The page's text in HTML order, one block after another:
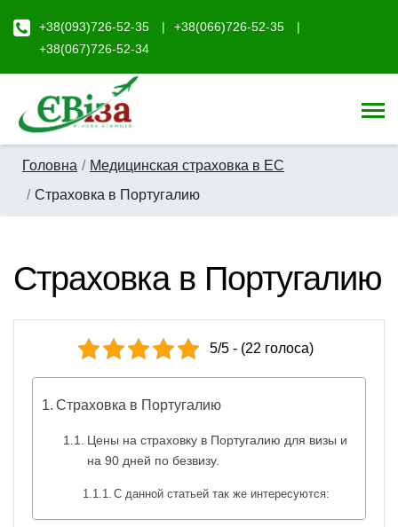
+38(093)726-52-35
+38(066)726-52-35
+38(067)726-52-34
Головна
Медицинская страховка в ЕС
Страховка в Португалию
Страховка в Португалию
5/5 - (22 голоса)
Страховка в Португалию
Цены на страховку в Португалию для визы и
на 90 дней по безвизу.
С данной статьей так же интересуются: